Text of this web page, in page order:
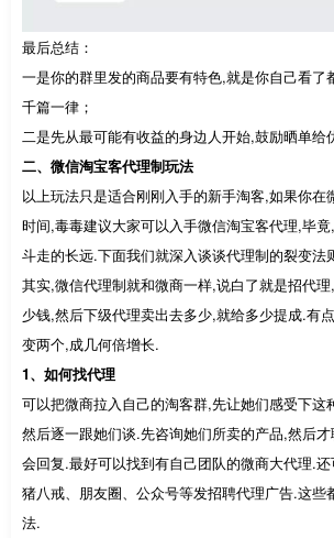
最后总结：
一是你的群里发的商品要有特色,就是你自己看了
千篇一律；
二是先从最可能有收益的身边人开始,鼓励晒单给
二、微信淘宝客代理制玩法
以上玩法只是适合刚刚入手的新手淘客,如果你在
时间,毒毒建议大家可以入手微信淘宝客代理,毕
斗走的长远.下面我们就深入谈谈代理制的裂变法
其实,微信代理制就和微商一样,说白了就是招代
少钱,然后下级代理卖出去多少,就给多少提成.有
变两个,成几何倍增长.
1、如何找代理
可以把微商拉入自己的淘客群,先让她们感受下这
然后逐一跟她们谈.先咨询她们所卖的产品,然后
会回复.最好可以找到有自己团队的微商大代理.还
猪八戒、朋友圈、公众号等发招聘代理广告.这些
法.